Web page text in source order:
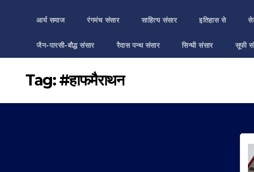
आर्य समाज रंगमंच संसार साहित्य संसार इतिहास से
जैन-पारसी-बौद्ध संसार रैदास पन्थ संसार सिन्धी संसार सूफी
Tag:#हाफमैराथन